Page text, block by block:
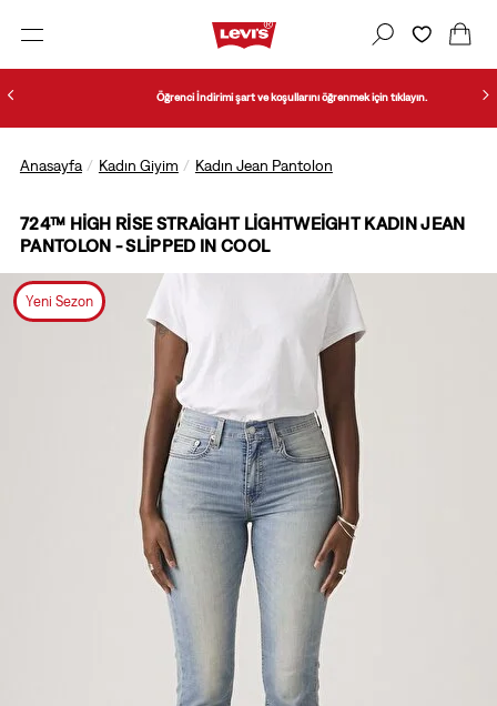
Öğrenci İndirimi şart ve koşullarını öğrenmek için tıklayın.
Anasayfa Kadın Giyim Kadın Jean Pantolon
724™ HIGH RISE STRAIGHT LIGHTWEIGHT KADIN JEAN
PANTOLON - SLIPPED IN COOL
Yeni Sezon
1/8